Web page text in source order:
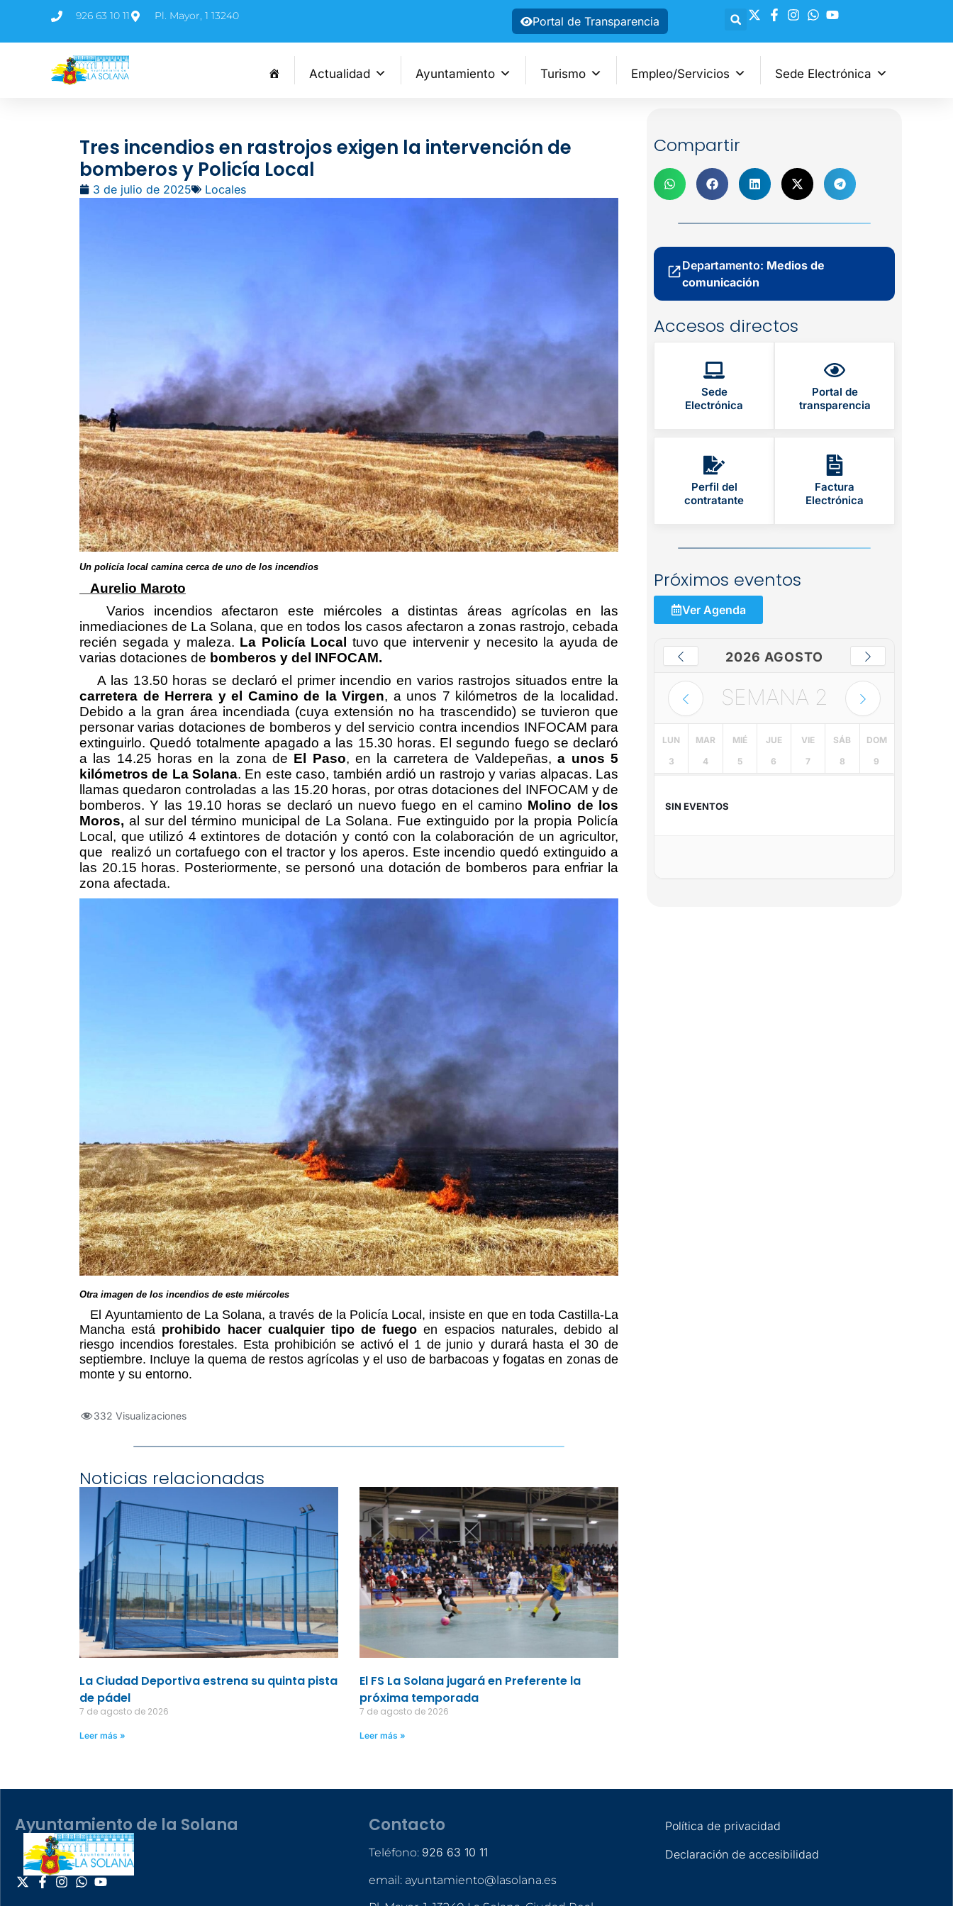
926 63 10 11 Pl. Mayor, 1 13240 Portal de Transparencia
Actualidad Ayuntamiento Turismo Empleo/Servicios Sede Electrónica
Tres incendios en rastrojos exigen la intervención de
bomberos y Policía Local
3 de julio de 2025 Locales
Un policía local camina cerca de uno de los incendios
Aurelio Maroto
Varios incendios afectaron este miércoles a distintas áreas agrícolas en las
inmediaciones de La Solana, que en todos los casos afectaron a zonas rastrojo, cebada
recién segada y maleza. La Policía Local tuvo que intervenir y necesito la ayuda de
varias dotaciones de bomberos y del INFOCAM.
A las 13.50 horas se declaró el primer incendio en varios rastrojos situados entre la
carretera de Herrera y el Camino de la Virgen, a unos 7 kilómetros de la localidad.
Debido a la gran área incendiada (cuya extensión no ha trascendido) se tuvieron que
personar varias dotaciones de bomberos y del servicio contra incendios INFOCAM para
extinguirlo. Quedó totalmente apagado a las 15.30 horas. El segundo fuego se declaró
a las 14.25 horas en la zona de El Paso, en la carretera de Valdepeñas,a unos 5
kilómetros de La Solana. En este caso, también ardió un rastrojo y varias alpacas. Las
llamas quedaron controladas a las 15.20 horas, por otras dotaciones del INFOCAM y de
bomberos. Y las 19.10 horas se declaró un nuevo fuego en el camino Molino de los
Moros, al sur del término municipal de La Solana. Fue extinguido por la propia Policía
Local, que utilizó 4 extintores de dotación y contó con la colaboración de un agricultor,
que realizó un cortafuego con el tractor y los aperos. Este incendio quedó extinguido a
las 20.15 horas. Posteriormente, se personó una dotación de bomberos para enfriar la
zona afectada.
Otra imagen de los incendios de este miércoles
El Ayuntamiento de La Solana, a través de la Policía Local, insiste en que en toda Castilla-La
Mancha está prohibido hacer cualquier tipo de fuego en espacios naturales, debido al
riesgo incendios forestales. Esta prohibición se activó el 1 de junio y durará hasta el 30 de
septiembre. Incluye la quema de restos agrícolas y el uso de barbacoas y fogatas en zonas de
monte y su entorno.
332 Visualizaciones
Noticias relacionadas
La Ciudad Deportiva estrena su quinta pista
de pádel
7 de agosto de 2026
Leer más »
El FS La Solana jugará en Preferente la
próxima temporada
7 de agosto de 2026
Leer más »
Compartir
Departamento: Medios de
comunicación
Accesos directos
Sede
Electrónica
Portal de
transparencia
Perfil del
contratante
Factura
Electrónica
Próximos eventos
Ver Agenda
2026 AGOSTO
SEMANA 2
LUN
3
MAR
4
MIÉ
5
JUE
6
VIE
7
SÁB
8
DOM
9
SIN EVENTOS
Ayuntamiento de la Solana Contacto
Teléfono: 926 63 10 11
email: ayuntamiento@lasolana.es
Política de privacidad
Declaración de accesibilidad